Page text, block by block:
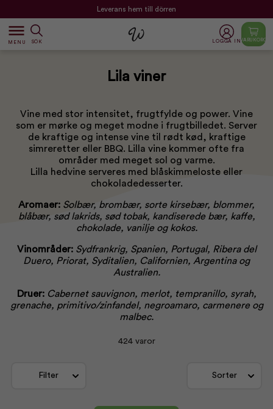
Leverans hem till dörren
dehaze
MENU SÖK LOGGA IN VARUKORG
Lila viner
Vine med stor intensitet, frugtfylde og power. Vine
som er mørke og meget modne i frugtbilledet. Server
de kraftige og intense vine til rødt kød, kraftige
simreretter eller BBQ. Lilla vine kommer ofte fra
områder med meget sol og varme.
Lilla hedvine serveres med blåskimmeloste eller
chokoladedesserter.
Aromaer: Solbær, brombær, sorte kirsebær, blommer,
blåbær, sød lakrids, sød tobak, kandiserede bær, kaffe,
chokolade, vanilje og kokos.
Vinområder: Sydfrankrig, Spanien, Portugal, Ribera del
Duero, Priorat, Syditalien, Californien, Argentina og
Australien.
Druer: Cabernet sauvignon, merlot, tempranillo, syrah,
grenache, primitivo/zinfandel, negroamaro, carmenere og
malbec.
424 varor
Filter Sorter